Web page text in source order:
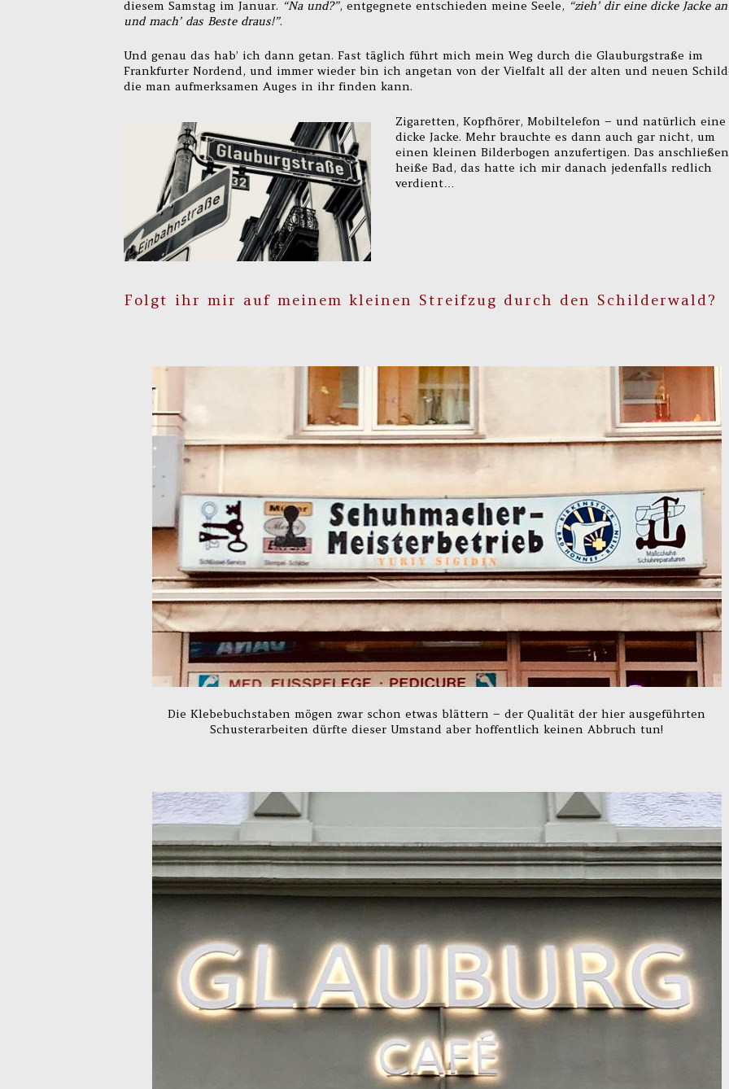
diesem Samstag im Januar. “Na und?”, entgegnete entschieden meine Seele, “zieh’ dir eine dicke Jacke an
und mach’ das Beste draus!”.
Und genau das hab’ ich dann getan. Fast täglich führt mich mein Weg durch die Glauburgstraße im
Frankfurter Nordend, und immer wieder bin ich angetan von der Vielfalt all der alten und neuen
die man aufmerksamen Auges in ihr finden kann.
Zigaretten, Kopfhörer, Mobiltelefon – und natürlich eine
dicke Jacke. Mehr brauchte es dann auch gar nicht, um
einen kleinen Bilderbogen anzufertigen. Das
heiße Bad, das hatte ich mir danach jedenfalls redlich
verdient…
Folgt ihr mir auf meinem kleinen Streifzug durch den Schilderwald?
Die Klebebuchstaben mögen zwar schon etwas blättern – der Qualität der hier ausgeführten
Schusterarbeiten dürfte dieser Umstand aber hoffentlich keinen Abbruch tun!